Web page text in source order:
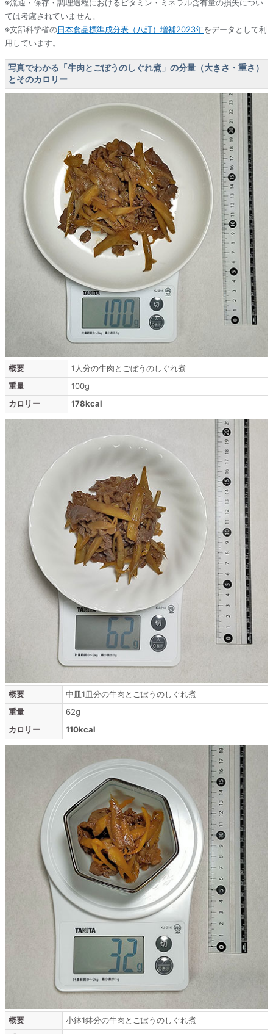
※流通・保存・調理過程におけるビタミン・ミネラル含有量の損失につい
ては考慮されていません。
※文部科学省の日本食品標準成分表（八訂）増補2023年をデータとして利
用しています。
写真でわかる「牛肉とごぼうのしぐれ煮」の分量（大きさ・重さ）
とそのカロリー
概要
1人分の牛肉とごぼうのしぐれ煮
重量
100g
カロリー
178kcal
概要
中皿1皿分の牛肉とごぼうのしぐれ煮
重量
62g
カロリー
110kcal
概要
小鉢1鉢分の牛肉とごぼうのしぐれ煮